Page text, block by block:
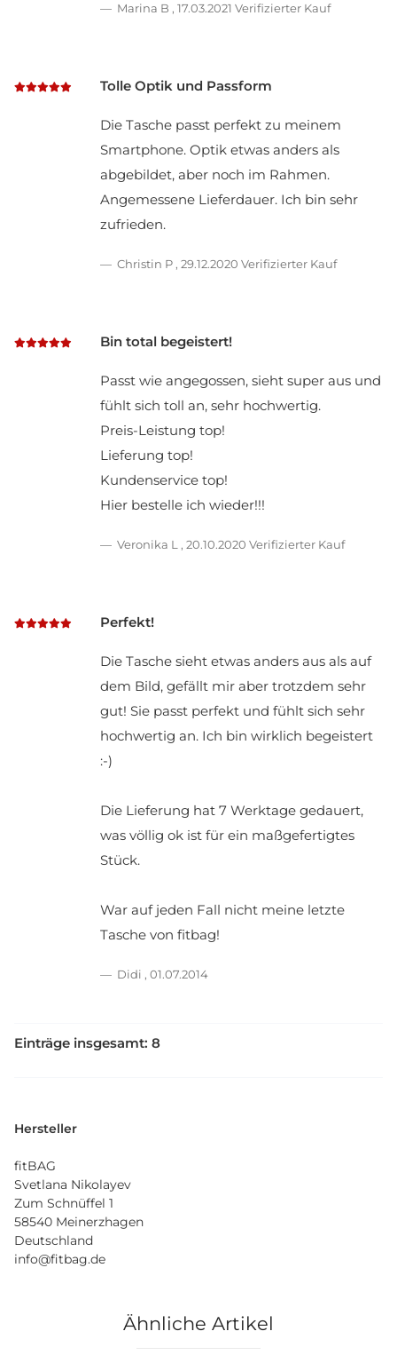
Marina B , 17.03.2021 Verifizierter Kauf
Tolle Optik und Passform
Die Tasche passt perfekt zu meinem
Smartphone. Optik etwas anders als
abgebildet, aber noch im Rahmen.
Angemessene Lieferdauer. Ich bin sehr
zufrieden.
Christin P , 29.12.2020 Verifizierter Kauf
Bin total begeistert!
Passt wie angegossen, sieht super aus und
fühlt sich toll an, sehr hochwertig.
Preis-Leistung top!
Lieferung top!
Kundenservice top!
Hier bestelle ich wieder!!!
Veronika L , 20.10.2020 Verifizierter Kauf
Perfekt!
Die Tasche sieht etwas anders aus als auf
dem Bild, gefällt mir aber trotzdem sehr
gut! Sie passt perfekt und fühlt sich sehr
hochwertig an. Ich bin wirklich begeistert
:-)
Die Lieferung hat 7 Werktage gedauert,
was völlig ok ist für ein maßgefertigtes
Stück.
War auf jeden Fall nicht meine letzte
Tasche von fitbag!
Didi , 01.07.2014
Einträge insgesamt: 8
Hersteller
fitBAG
Svetlana Nikolayev
Zum Schnüffel 1
58540 Meinerzhagen
Deutschland
info@fitbag.de
Ähnliche Artikel